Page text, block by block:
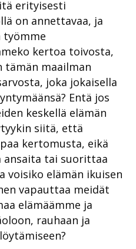
erityisesti
on annettavaa, ja
työmme
kertoa toivosta,
tämän maailman
joka jokaisella
Entä jos
keskellä elämän
siitä, että
kertomusta, eikä
tai suorittaa
voisiko elämän ikuisen
vapauttaa meidät
elämäämme ja
rauhaan ja